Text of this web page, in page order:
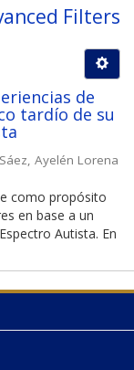
Filters
de
tardío de su
Ayelén Lorena
como propósito
en base a un
Autista. En